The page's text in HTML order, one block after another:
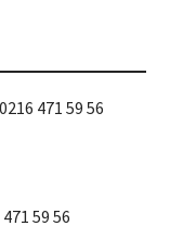
471 59 56
59 56